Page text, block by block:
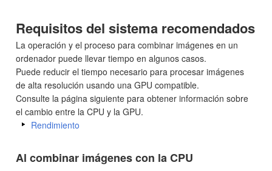
Requisitos del sistema recomendados
La operación y el proceso para combinar imágenes en un
ordenador puede llevar tiempo en algunos casos.
Puede reducir el tiempo necesario para procesar imágenes
de alta resolución usando una GPU compatible.
Consulte la página siguiente para obtener información sobre
el cambio entre la CPU y la GPU.
Rendimiento
Al combinar imágenes con la CPU